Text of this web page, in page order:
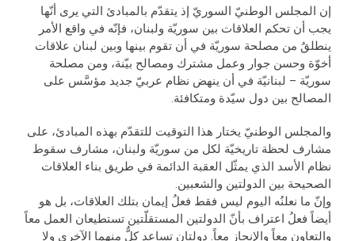
إن المجلس الوطنيّ السوريّ إذ يتقدّم بالمبادئ التي يرى أنّها
يجب أن تحكم العلاقات بين سوريّة ولبنان، فإنّه في واقع الأمر
ينطلقُ من مصلحة سوريّة في أن تقوم بينها وبين لبنان علاقات
أخوّة وحسن جوار وعمل مشترك ومصالح بيّنة، ومن مصلحة
سوريّة – لبنانيّة في أن ينهض نظام عربيّ جديد مؤسَّس على
المصالح بين دول سيّدة ومتكافئة.
والمجلس الوطنيّ يختار هذا التوقيت للتقدّم بهذه المبادئ، على
مشارف لحظة تاريخيّة لكل من سوريّة ولبنان، مشارف سقوط
نظام الأسد الذي يمثّل العقبة الدائمة في طريق بناء العلاقات
الصحيحة بين الدولتين والشعبين.
وإنّ ما نعلنُه اليوم ليس فقط فعلُ إيمان بتلك العلاقات، بل هو
أيضاً فعلُ اعتراف بأنّ الدولتين المستقلّتين تستطيعان العمل معاً
والتعاون معاً والإنجاز معاً. دولتان تساعد كلٌّ منهما الآخرى ولا